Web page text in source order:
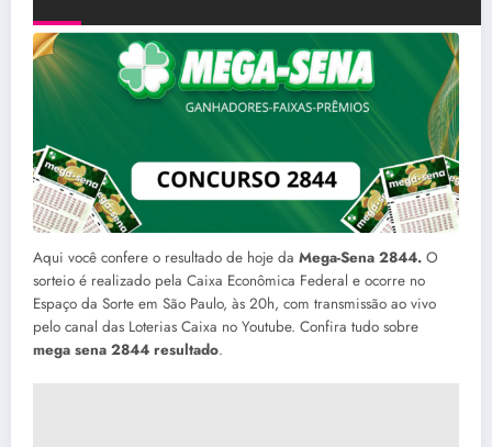
Aqui você confere o resultado de hoje da Mega-Sena 2844. O
sorteio é realizado pela Caixa Econômica Federal e ocorre no
Espaço da Sorte em São Paulo, às 20h, com transmissão ao vivo
pelo canal das Loterias Caixa no Youtube. Confira tudo sobre
mega sena 2844 resultado.